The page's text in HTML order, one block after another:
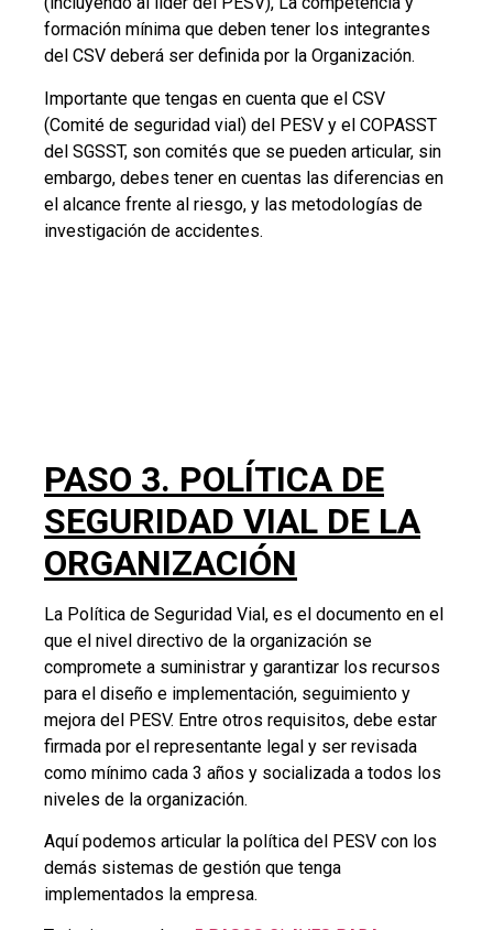
PASO 3. POLÍTICA DE
SEGURIDAD VIAL DE LA
ORGANIZACIÓN
La Política de Seguridad Vial, es el documento en el
que el nivel directivo de la organización se
compromete a suministrar y garantizar los recursos
para el diseño e implementación, seguimiento y
Te invitamos a leer5 PASOS CLAVES PARA
ESTABLECER LA POLÍTICA DE CUALQUIER
SISTEMA DE GESTIÓN
PASO 4. LIDERAZGO,
COMPROMISO Y
CORRESPONSABILIDAD
DEL NIVEL DIRECTIVO